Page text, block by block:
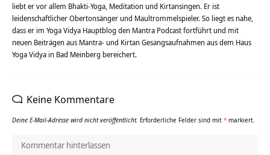
liebt er vor allem Bhakti-Yoga, Meditation und Kirtansingen. Er ist
leidenschaftlicher Obertonsänger und Maultrommelspieler. So liegt es nahe,
dass er im Yoga Vidya Hauptblog den Mantra Podcast fortführt und mit
neuen Beiträgen aus Mantra- und Kirtan Gesangsaufnahmen aus dem Haus
Yoga Vidya in Bad Meinberg bereichert.
Keine Kommentare
Deine E-Mail-Adresse wird nicht veröffentlicht. Erforderliche Felder sind mit * markiert.